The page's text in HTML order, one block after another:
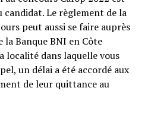
candidat. Le règlement de la
peut aussi se faire auprès
la Banque BNI en Côte
localité dans laquelle vous
un délai a été accordé aux
de leur quittance au